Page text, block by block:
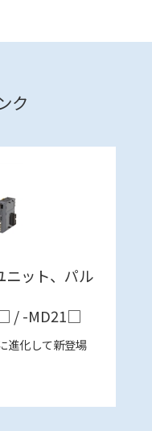
ク
ニット、パル
/ -MD21□
進化して新登場